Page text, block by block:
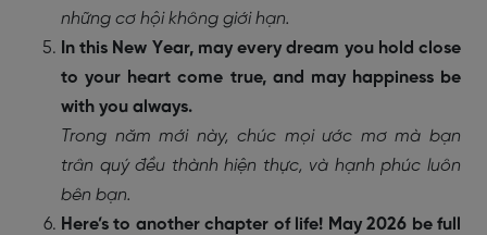
những cơ hội không giới hạn.
In this New Year, may every dream you hold close
to your heart come true, and may happiness be
with you always.
Trong năm mới này, chúc mọi ước mơ mà bạn
trân quý đều thành hiện thực, và hạnh phúc luôn
bên bạn.
Here’s to another chapter of life! May 2026 be full